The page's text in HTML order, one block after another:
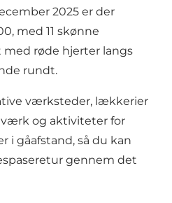
2025 er der
med 11 skønne
med røde hjerter langs
rundt.
værksteder, lækkerier
og aktiviteter for
i gåafstand, så du kan
gennem det